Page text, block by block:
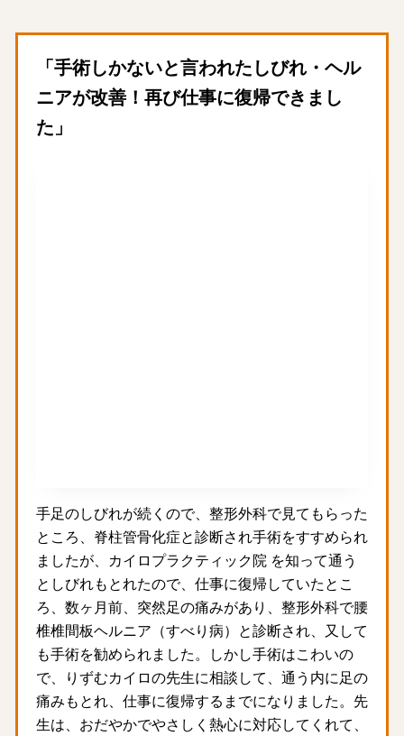
「手術しかないと言われたしびれ・ヘル
ニアが改善！再び仕事に復帰できまし
た」
手足のしびれが続くので、整形外科で見てもらった
ところ、脊柱管骨化症と診断され手術をすすめられ
ましたが、カイロプラクティック院 を知って通う
としびれもとれたので、仕事に復帰していたとこ
ろ、数ヶ月前、突然足の痛みがあり、整形外科で腰
椎椎間板ヘルニア（すべり病）と診断され、又して
も手術を勧められました。しかし手術はこわいの
で、りずむカイロの先生に相談して、通う内に足の
痛みもとれ、仕事に復帰するまでになりました。先
生は、おだやかでやさしく熱心に対応してくれて、